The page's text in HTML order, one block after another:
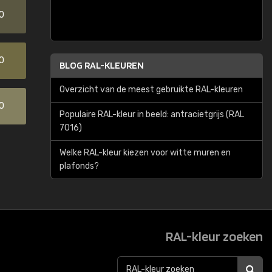
BLOG RAL-KLEUREN
Overzicht van de meest gebruikte RAL-kleuren
Populaire RAL-kleur in beeld: antracietgrijs (RAL
7016)
Welke RAL-kleur kiezen voor witte muren en
plafonds?
RAL-kleur zoeken